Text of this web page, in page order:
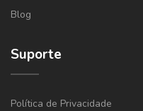
Blog
Suporte
Política de Privacidade